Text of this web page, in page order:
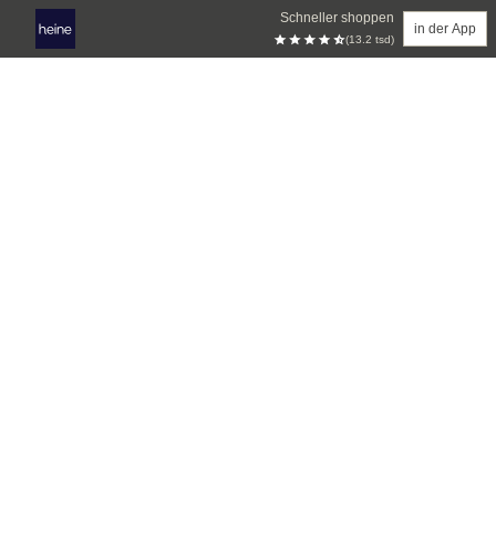
Schneller shoppen
(13.2 tsd)
in der App